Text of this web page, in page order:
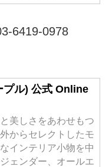
6419-0978
プル) 公式 Online
美しさをあわせもつ
からセレクトしたモ
インテリア小物を中
ェンダー、オールエ